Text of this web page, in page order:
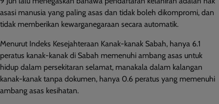
asasi manusia yang paling asas dan tidak boleh dikompromi, dan
tidak memberikan kewarganegaraan secara automatik.
Menurut Indeks Kesejahteraan Kanak-kanak Sabah, hanya 6.1
peratus kanak-kanak di Sabah memenuhi ambang asas untuk
hidup dalam persekitaran selamat, manakala dalam kalangan
kanak-kanak tanpa dokumen, hanya 0.6 peratus yang memenuhi
ambang asas kesihatan.